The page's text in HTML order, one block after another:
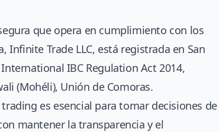
que opera en cumplimiento con los
Trade LLC, está registrada en San
IBC Regulation Act 2014,
(Mohéli), Unión de Comoras.
es esencial para tomar decisiones de
mantener la transparencia y el